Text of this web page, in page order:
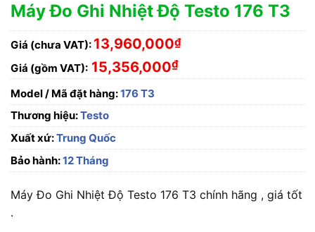
Máy Đo Ghi Nhiệt Độ Testo 176 T3
Giá (chưa VAT): 13,960,000₫
Giá (gồm VAT): 15,356,000₫
Model / Mã đặt hàng:176 T3
Thương hiệu:Testo
Xuất xứ:Trung Quốc
Bảo hành:12 Tháng
Máy Đo Ghi Nhiệt Độ Testo 176 T3 chính hãng , giá tốt
.